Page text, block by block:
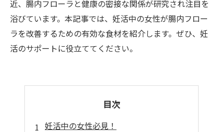
近、腸内フローラと健康の密接な関係が研究され注目を
浴びています。本記事では、妊活中の女性が腸内フロー
ラを改善するための有効な食材を紹介します。ぜひ、妊
活のサポートに役立ててください。
目次
妊活中の女性必見！